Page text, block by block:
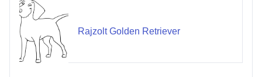
Rajzolt Golden Retriever